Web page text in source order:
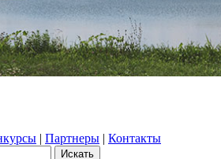
| Партнеры | Контакты